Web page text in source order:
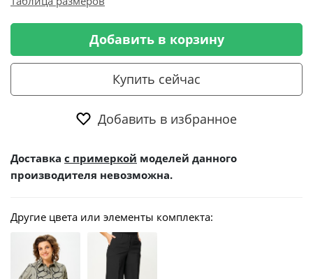
Добавить в корзину
Купить сейчас
Добавить в избранное
Доставка с примеркой моделей данного
производителя невозможна.
Другие цвета или элементы комплекта: